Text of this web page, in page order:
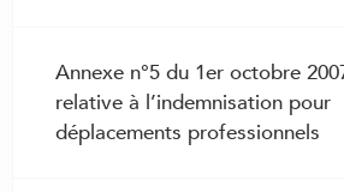
3.25 Droits et devoirs en cas de
grossesse et de maternité
Annexe n°5 du 1er octobre
relative à l’indemnisation pour
déplacements professionnels